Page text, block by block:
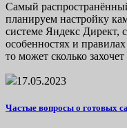
Самый
планируем настройку
системе Яндекс Директ,
особенностях и
то может сколько захочет
17.05.2023
Частые вопросы о готовых